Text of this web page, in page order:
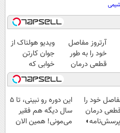
آرتروز مفاصل
خود را به طور
قطعی درمان
کنید!
◗پرسش‌نامه◖
ویدیو هولناک از
جوان کارتن
خوابی که
میلیاردر شد.
آموزش رایگان
خود را
درمان
این دوره رو نبینی، تا 5
سال دیگه هم فقیر
می‌مونی! همین الان